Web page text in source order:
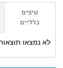
טיפים
כלליים
לא נמצאו